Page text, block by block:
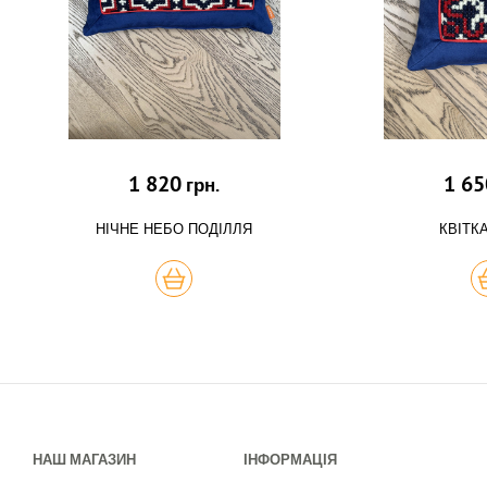
1 820 грн.
НІЧНЕ НЕБО ПОДІЛЛЯ
КУПИТЬ
1
НАШ МАГАЗИН ІНФОРМАЦІЯ